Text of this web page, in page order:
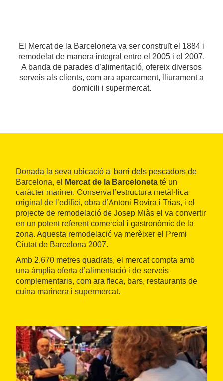
El Mercat de la Barceloneta va ser construït el 1884 i
remodelat de manera integral entre el 2005 i el 2007.
A banda de parades d’alimentació, ofereix diversos
serveis als clients, com ara aparcament, lliurament a
domicili i supermercat.
Donada la seva ubicació al barri dels pescadors de
Barcelona, el
Mercat de la Barceloneta té un
caràcter mariner. Conserva l’estructura metàl·lica
original de l’edifici, obra d’Antoni Rovira i Trias, i el
projecte de remodelació de Josep Miàs el va convertir
en un potent referent comercial i gastronòmic de la
zona. Aquesta remodelació va merèixer el Premi
Ciutat de Barcelona 2007.
Amb 2.670 metres quadrats, el mercat compta amb
una àmplia oferta d’alimentació i de serveis
complementaris, com ara fleca, bars, restaurants de
cuina marinera i supermercat.